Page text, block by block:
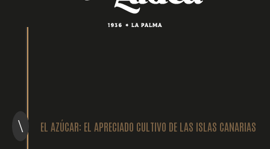
\ EL AZÚCAR: EL APRECIADO CULTIVO DE LAS ISLAS CANARIAS